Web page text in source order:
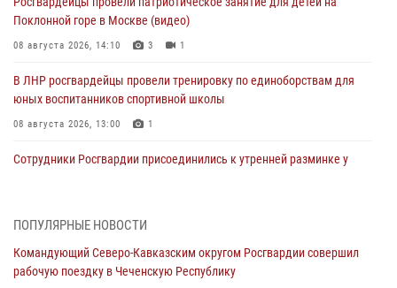
Поклонной горе в Москве (видео)
08 августа 2026, 14:10 3 1
В ЛНР росгвардейцы провели тренировку по единоборствам для
юных воспитанников спортивной школы
08 августа 2026, 13:00 1
Сотрудники Росгвардии присоединились к утренней разминке у
в честь юбилея ведомства
08 августа 2026, 09:03
ПОПУЛЯРНЫЕ НОВОСТИ
Командующий Северо-Кавказским округом Росгвардии совершил
рабочую поездку в Чеченскую Республику